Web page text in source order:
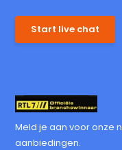
Start live chat
Meld je aan voor onze
aanbiedingen.